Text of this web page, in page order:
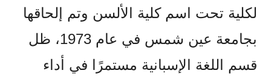
لكلية تحت اسم كلية الألسن وتم إلحاقها
بجامعة عين شمس في عام 1973، ظل
قسم اللغة الإسبانية مستمرًا في أداء